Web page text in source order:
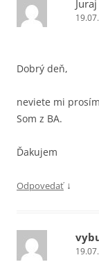
Juraj
Dobrý deň,
neviete mi
Som z BA.
Ďakujem
Odpovedať ↓